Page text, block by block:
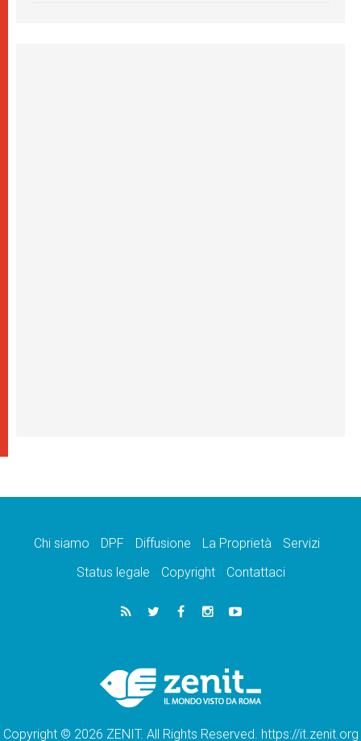
Chi siamo DPF Diffusione La Proprietà
Servizi
Status legale
Copyright Contattaci
Copyright © 2026 ZENIT. All Rights Reserved. https://it.zenit.org